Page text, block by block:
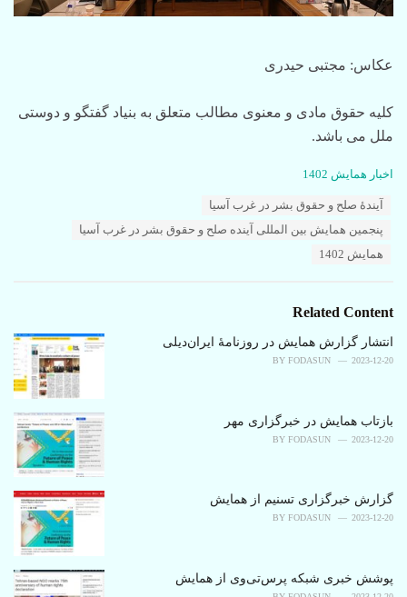
عکاس: مجتبی حیدری
کلیه حقوق مادی و معنوی مطالب متعلق به بنیاد گفتگو و دوستی
ملل می باشد.
C
s
:
اخبار همایش 1402
Tآیندۀ صلح و حقوق بشر در غرب آسیا
پنجمین همایش بین المللی آینده صلح و حقوق بشر در غرب آسیا
همایش 1402
Related Content
انتشار گزارش همایش در روزنامۀ ایران‌دیلی
BY FODASUN 2023-12-20
بازتاب همایش در خبرگزاری مهر
BY FODASUN 2023-12-20
گزارش خبرگزاری تسنیم از همایش
BY FODASUN 2023-12-20
پوشش خبری شبکه پرس‌تی‌وی از همایش